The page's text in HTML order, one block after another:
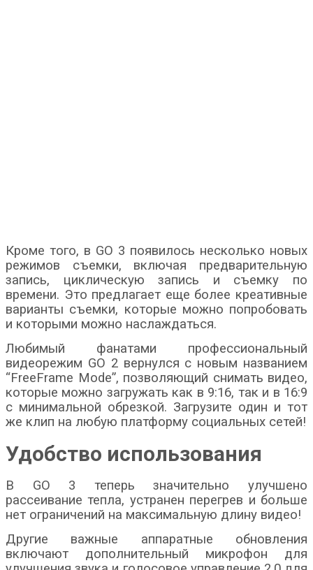
Кроме того, в GO 3 появилось несколько новых
режимов съемки, включая предварительную
запись, циклическую запись и съемку по
времени. Это предлагает еще более креативные
варианты съемки, которые можно попробовать
и которыми можно наслаждаться.
Любимый фанатами профессиональный
видеорежим GO 2 вернулся с новым названием
“FreeFrame Mode”, позволяющий снимать видео,
которые можно загружать как в 9:16, так и в 16:9
с минимальной обрезкой. Загрузите один и тот
же клип на любую платформу социальных сетей!
Удобство использования
В GO 3 теперь значительно улучшено
рассеивание тепла, устранен перегрев и больше
нет ограничений на максимальную длину видео!
Другие важные аппаратные обновления
включают дополнительный микрофон для